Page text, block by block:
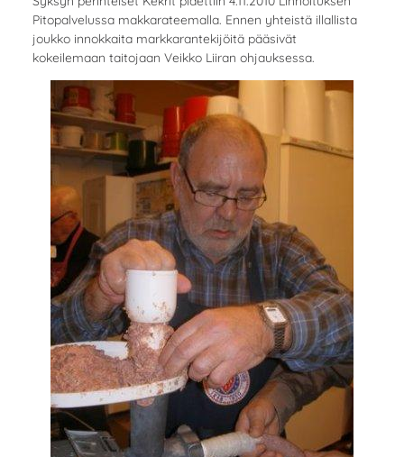
Pitopalvelussa makkarateemalla. Ennen yhteistä illallista
joukko innokkaita markkarantekijöitä pääsivät
kokeilemaan taitojaan Veikko Liiran ohjauksessa.